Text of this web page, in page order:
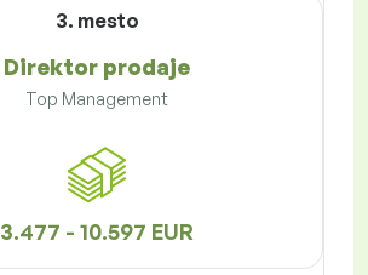
3. mesto
Direktor prodaje
Top Management
3.477 - 10.597 EUR